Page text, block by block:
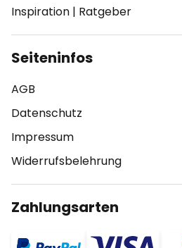
Inspiration | Ratgeber
Seiteninfos
AGB
Datenschutz
Impressum
Widerrufsbelehrung
Zahlungsarten